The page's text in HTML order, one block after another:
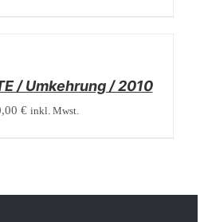
/ Umkehrung / 2010
€ inkl. Mwst.